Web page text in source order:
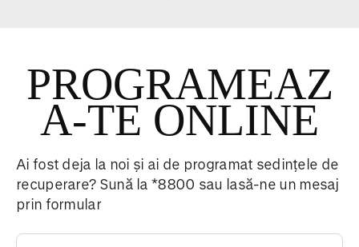
PROGRAMEAZ
A-TE ONLINE
Ai fost deja la noi și ai de programat sedințele de
recuperare? Sună la *8800 sau lasă-ne un mesaj
prin formular